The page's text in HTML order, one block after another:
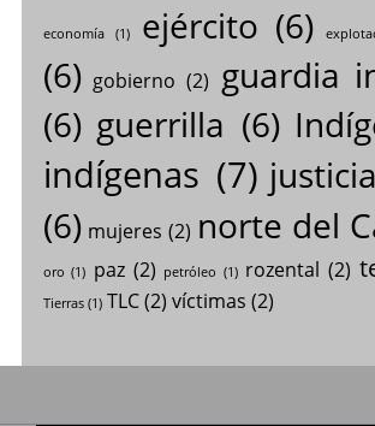
economía(1) ejército (6)
(6) gobierno (2) guardia
(6) guerrilla (6)
indígenas (7)
(6) mujeres (2) norte del
oro (1) paz (2) petróleo (1) rozental (2)
Tierras(1) TLC(2) víctimas (2)